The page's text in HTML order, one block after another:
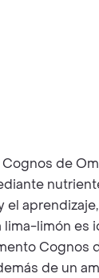
de
limón
de un